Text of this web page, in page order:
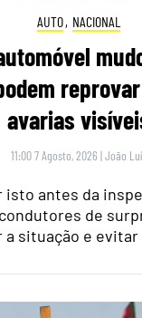
AUTO, NACIONAL
avarias
11:00 7 Agosto, 2026 |João
isto antes da
de
a situação e